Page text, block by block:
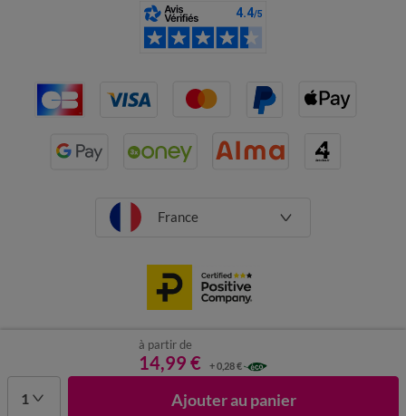
à partir de
14,99 € + 0,28 €
1 Ajouter au panier
France
Mentions légales Données personnelles